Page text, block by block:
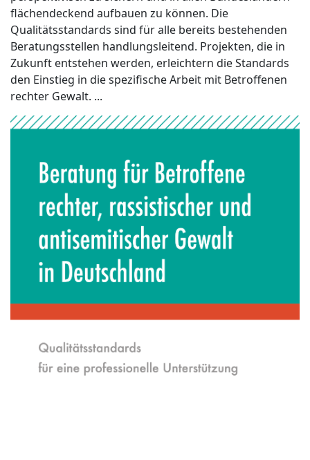
flächendeckend aufbauen zu können. Die
Qualitätsstandards sind für alle bereits bestehenden
Beratungsstellen handlungsleitend. Projekten, die in
Zukunft entstehen werden, erleichtern die Standards
den Einstieg in die spezifische Arbeit mit Betroffenen
rechter Gewalt. ...